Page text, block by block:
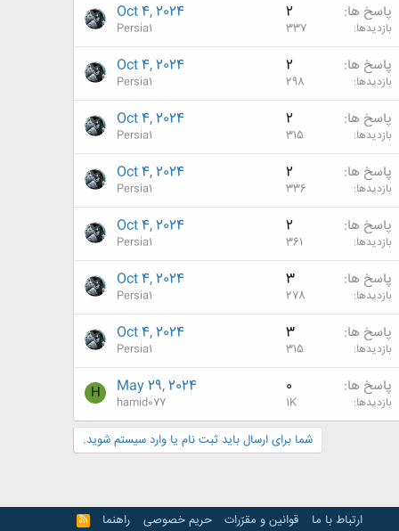
پاسخ ها 2
بازدیدها 337
Oct 4, 2024
Persia1
پاسخ ها 2
بازدیدها 298
Oct 4, 2024
Persia1
پاسخ ها 2
بازدیدها 315
Oct 4, 2024
Persia1
پاسخ ها 2
بازدیدها 336
Oct 4, 2024
Persia1
پاسخ ها 2
بازدیدها 361
Oct 4, 2024
Persia1
پاسخ ها 3
بازدیدها 278
Oct 4, 2024
Persia1
پاسخ ها 3
بازدیدها 315
Oct 4, 2024
Persia1
پاسخ ها 0
بازدیدها 1K
May 29, 2024
hamid077
H
شما برای ارسال باید ثبت نام یا وارد سیستم شوید.
ارتباط با ما قوانین و مقرّرات حریم خصوصی راهنما
R